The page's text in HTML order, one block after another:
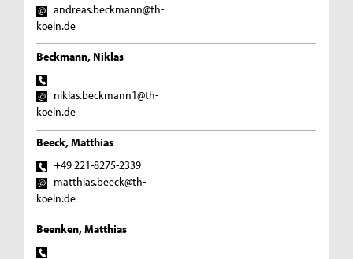
andreas.beckmann@th-
koeln.de
Beckmann, Niklas
niklas.beckmann1@th-
koeln.de
Beeck, Matthias
+49 221-8275-2339
matthias.beeck@th-
koeln.de
Beenken, Matthias